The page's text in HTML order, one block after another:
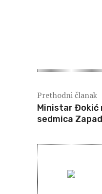
Prethodni članak
Ministar Đokić
sedmica